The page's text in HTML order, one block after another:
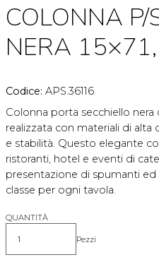
COLONNA P/
NERA
Codice: APS.36116
Colonna porta secchiello nera
realizzata con materiali di alta
e stabilità. Questo elegante
ristoranti, hotel e eventi di
presentazione di spumanti
classe per ogni tavola.
QUANTITÀ
Quantità Pezzi